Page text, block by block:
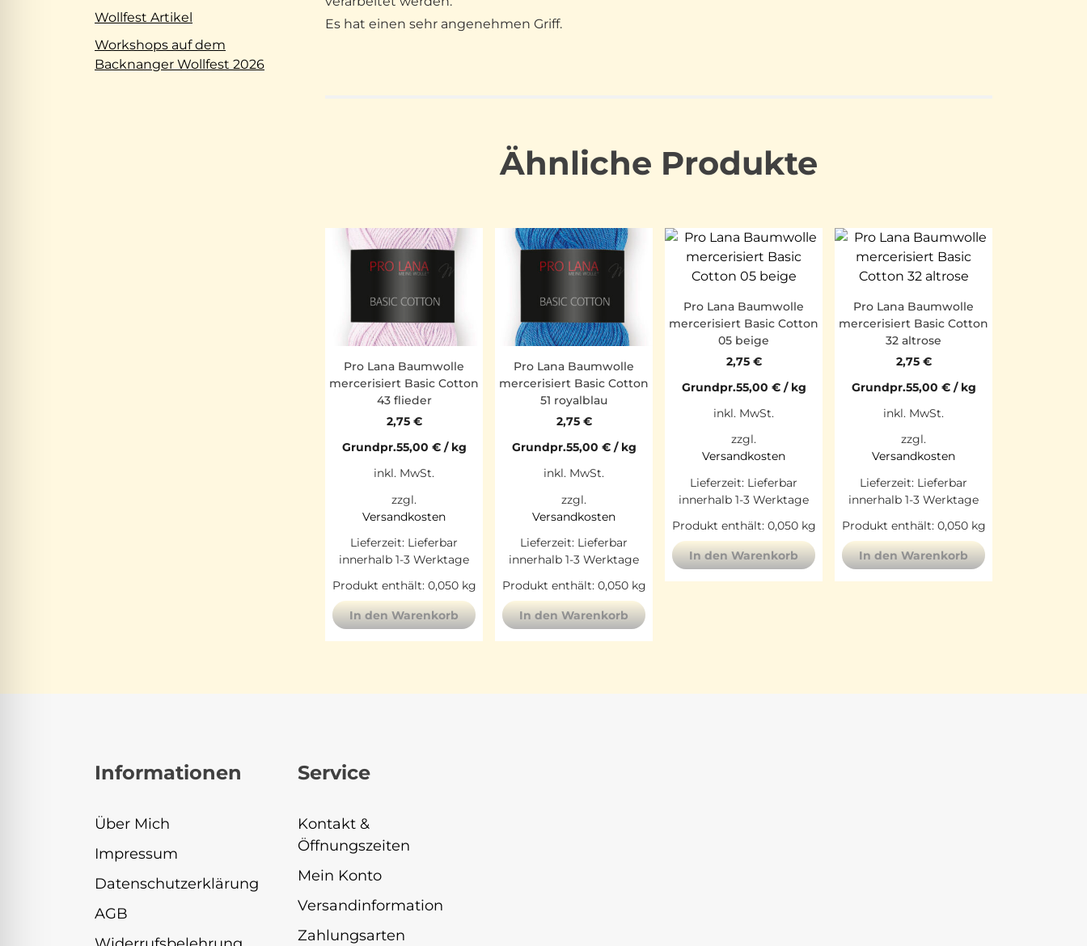
Es hat einen sehr angenehmen Griff.
Ähnliche Produkte
Pro Lana Baumwolle
mercerisiert Basic Cotton
43 flieder
2,75 €
Grundpr.55,00 €/ kg
inkl. MwSt.
zzgl.
Versandkosten
Lieferzeit: Lieferbar
innerhalb 1-3 Werktage
Produkt enthält: 0,050 kg
In den Warenkorb
Pro Lana Baumwolle
mercerisiert Basic Cotton
51 royalblau
2,75 €
Grundpr.55,00 €/ kg
inkl. MwSt.
zzgl.
Versandkosten
Lieferzeit: Lieferbar
innerhalb 1-3 Werktage
Produkt enthält: 0,050 kg
In den Warenkorb
Pro Lana Baumwolle
mercerisiert Basic Cotton
05 beige
2,75 €
Grundpr.55,00 €/ kg
inkl. MwSt.
zzgl.
Versandkosten
Lieferzeit: Lieferbar
innerhalb 1-3 Werktage
Produkt enthält: 0,050 kg
In den Warenkorb
Pro Lana Baumwolle
mercerisiert Basic Cotton
32 altrose
2,75 €
Grundpr.55,00 €/ kg
inkl. MwSt.
zzgl.
Versandkosten
Lieferzeit: Lieferbar
innerhalb 1-3 Werktage
Produkt enthält: 0,050 kg
In den Warenkorb
Wollfest Artikel
Workshops auf dem
Backnanger Wollfest 2026
Informationen
Über Mich
Impressum
Datenschutzerklärung
AGB
Service
Kontakt &
Öffnungszeiten
Mein Konto
Versandinformation
Zahlungsarten